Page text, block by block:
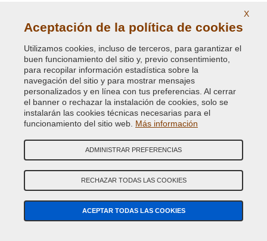
Código de Color Original :FKG
Código de Producto:VCD-CHA-FKG
LIMITED BRIGHT SILVER MET (WHEEL)
Código de Color Original :TAE
Código de Producto:VCD-CHA-TAE
LIQUID CHARCOAL/GREY MET.
Código de Color Original :HAV
Código de Producto: VCD-CHA-HAV
LT.DRIFT.SATIN GLOW MET.(VEDI CHA FK)
Código de Color Original :PFK
Código de Producto:VCD-CHA-PFK
X
Aceptación de la política de cookies
Utilizamos cookies, incluso de terceros, para garantizar el
buen funcionamiento del sitio y, previo consentimiento,
para recopilar información estadística sobre la
navegación del sitio y para mostrar mensajes
personalizados y en línea con tus preferencias. Al cerrar
el banner o rechazar la instalación de cookies, solo se
instalarán las cookies técnicas necesarias para el
funcionamiento del sitio web. Más información
ADMINISTRAR PREFERENCIAS
RECHAZAR TODAS LAS COOKIES
ACEPTAR TODAS LAS COOKIES